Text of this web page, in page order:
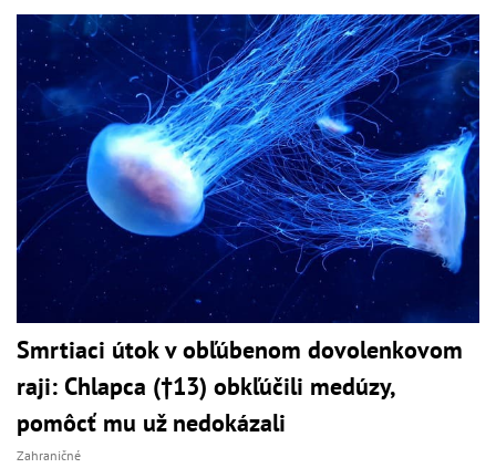
Smrtiaci útok v obľúbenom dovolenkovom
raji: Chlapca (†13) obkľúčili medúzy,
pomôcť mu už nedokázali
Zahraničné